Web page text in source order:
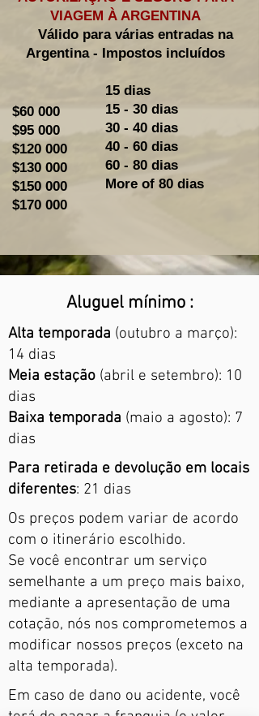
VIAGEM À ARGENTINA
Válido para várias entradas na
Argentina - Impostos incluídos
15 dias
15 - 30 dias
30 - 40 dias
40 - 60 dias
60 - 80 dias
More of 80 dias
$60 000
$95 000
$120 000
$130 000
$150 000
$170 000
Aluguel mínimo :
Alta temporada (outubro a março):
14 dias
Meia estação (abril e setembro): 10
dias
Baixa temporada (maio a agosto): 7
dias
Para retirada e devolução em locais
diferentes: 21 dias
Os preços podem variar de acordo
com o itinerário escolhido.
Se você encontrar um serviço
semelhante a um preço mais baixo,
mediante a apresentação de uma
cotação, nós nos comprometemos a
modificar nossos preços (exceto na
alta temporada).
Em caso de dano ou acidente, você